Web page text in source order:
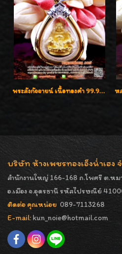
พระสังกัจจายน์ เนื้อทองคำ 99.99%
บริษัท ห้างเพชรทองเอ็งน่ำเฮง
สำนักงานใหญ่ 166-168 ถ.โพศรี ต.หม
อ.เมือง จ.อุดรธานี รหัสไปรษณีย์
ติดต่อ คุณหน่อย 089-7113268
E-mail: kun_noie@hotmail.com